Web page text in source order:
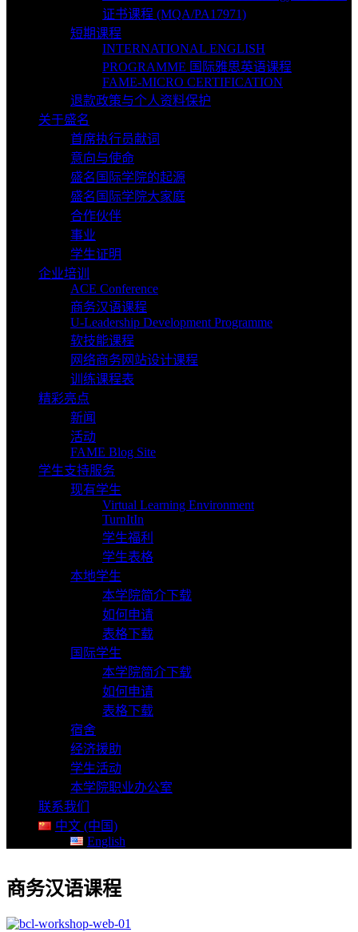
证书课程 (MQA/PA17971)
短期课程
INTERNATIONAL ENGLISH
PROGRAMME 国际雅思英语课程
FAME-MICRO CERTIFICATION
退款政策与个人资料保护
关于盛名
首席执行员献词
意向与使命
盛名国际学院的起源
盛名国际学院大家庭
合作伙伴
事业
学生证明
企业培训
ACE Conference
商务汉语课程
U-Leadership Development Programme
软技能课程
网络商务网站设计课程
训练课程表
精彩亮点
新闻
活动
FAME Blog Site
学生支持服务
现有学生
Virtual Learning Environment
TurnItIn
学生福利
学生表格
本地学生
本学院简介下载
如何申请
表格下载
国际学生
本学院简介下载
如何申请
表格下载
宿舍
经济援助
学生活动
本学院职业办公室
联系我们
中文 (中国)
English
商务汉语课程